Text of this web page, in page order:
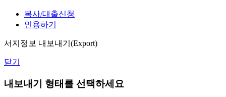
복사/대출신청
인용하기
서지정보 내보내기(Export)
닫기
내보내기 형태를 선택하세요